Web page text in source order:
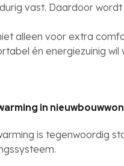
vast. Daardoor
alleen voor extra
én energiezuinig wil
in
is tegenwoordig